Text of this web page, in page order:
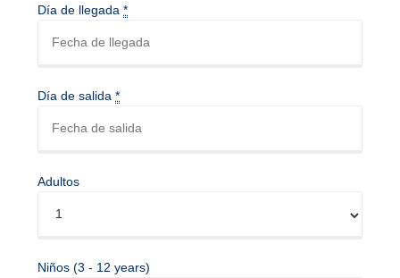
Día de llegada*
Día de salida*
Adultos
Niños (3 - 12 years)